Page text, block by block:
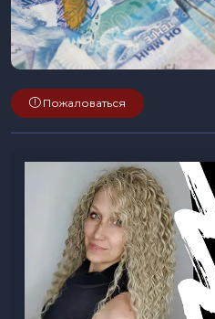
Пожаловаться